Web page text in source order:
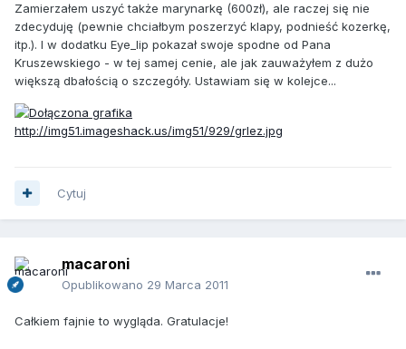
Zamierzałem uszyć także marynarkę (600zł), ale raczej się nie
zdecyduję (pewnie chciałbym poszerzyć klapy, podnieść kozerkę,
itp.). I w dodatku Eye_lip pokazał swoje spodne od Pana
Kruszewskiego - w tej samej cenie, ale jak zauważyłem z dużo
większą dbałością o szczegóły. Ustawiam się w kolejce...
http://img51.imageshack.us/img51/929/grlez.jpg
Cytuj
macaroni
Opublikowano 29 Marca 2011
Całkiem fajnie to wygląda. Gratulacje!